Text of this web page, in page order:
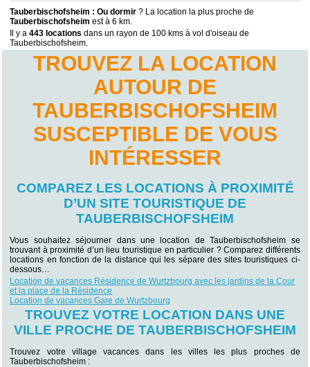
Tauberbischofsheim : Ou dormir ? La location la plus proche de
Tauberbischofsheim est à 6 km.
Il y a443 locations dans un rayon de 100 kms à vol d'oiseau de
Tauberbischofsheim.
TROUVEZ LA LOCATION
AUTOUR DE
TAUBERBISCHOFSHEIM
SUSCEPTIBLE DE VOUS
INTÉRESSER
COMPAREZ LES LOCATIONS À PROXIMITÉ
D’UN SITE TOURISTIQUE DE
TAUBERBISCHOFSHEIM
Vous souhaitez séjourner dans une location de Tauberbischofsheim se
trouvant à proximité d’un lieu touristique en particulier ? Comparez différents
locations en fonction de la distance qui les sépare des sites touristiques ci-
dessous…
Location de vacances Résidence de Wurtzbourg avec les jardins de la Cour
et la place de la Résidence
Location de vacances Gare de Wurtzbourg
TROUVEZ VOTRE LOCATION DANS UNE
VILLE PROCHE DE TAUBERBISCHOFSHEIM
Trouvez votre village vacances dans les villes les plus proches de
Tauberbischofsheim :